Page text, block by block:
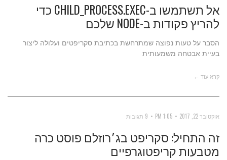
אל תשתמשו ב-CHILD_PROCESS.EXEC כדי
להריץ פקודות ב-NODE שלכם
הסבר על טעות נפוצה שמתרחשת בכתיבת סקריפטים ועלולה ליצור
בעיית אבטחה משמעותית
קרא עוד ←
אוקטובר 22, 2017 1:05 PM 9 תגובות
זה התחיל: סקריפט בג׳רוזלם פוסט כרה
מטבעות קריפטוגרפיים